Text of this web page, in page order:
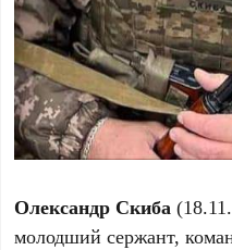
Олександр Скиба
молодший сержант,